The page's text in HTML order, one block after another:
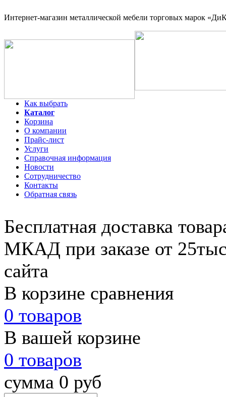
Интернет-магазин металлической мебели торговых марок
Как выбрать
Каталог
Корзина
О компании
Прайс-лист
Услуги
Справочная информация
Новости
Сотрудничество
Контакты
Обратная связь
Бесплатная доставка
МКАД при заказе от
сайта
В корзине сравнения
0 товаров
В вашей корзине
0 товаров
сумма 0 руб